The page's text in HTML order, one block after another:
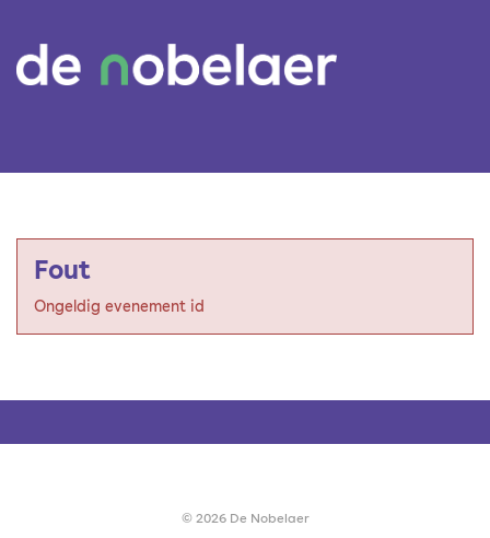
Fout
Ongeldig evenement id
© 2026 De Nobelaer